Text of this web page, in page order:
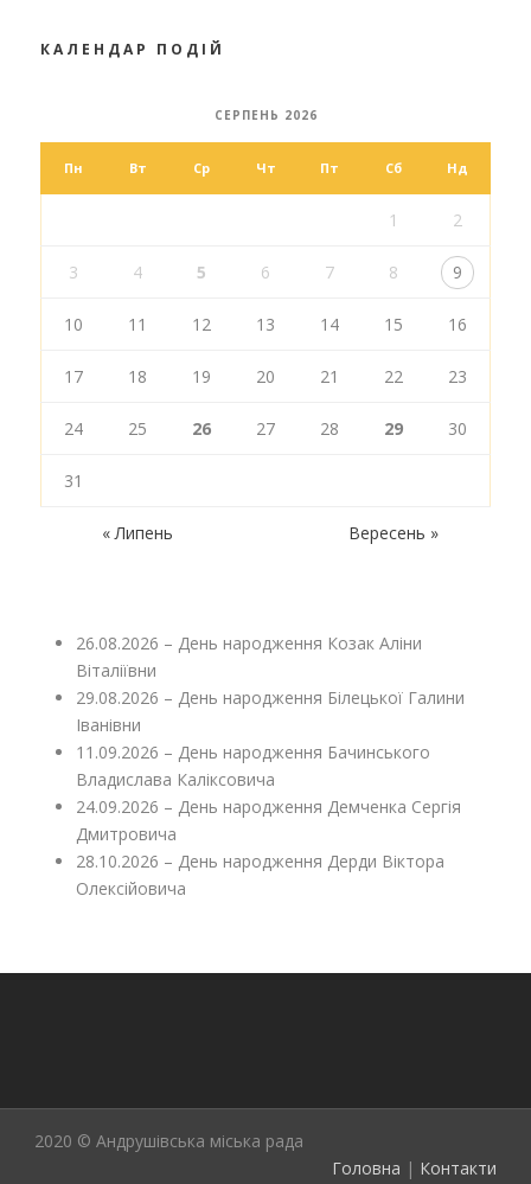
КАЛЕНДАР ПОДІЙ
СЕРПЕНЬ 2026
Пн Вт Ср Чт Пт Сб Нд
1 2
3 4 5 6 7 8 9
10 11 12 13 14 15 16
17 18 19 20 21 22 23
24 25 26 27 28 29 30
31
« Липень Вересень »
26.08.2026 – День народження Козак Аліни
Віталіївни
29.08.2026 – День народження Білецької Галини
Іванівни
11.09.2026 – День народження Бачинського
Владислава Каліксовича
24.09.2026 – День народження Демченка Сергія
Дмитровича
28.10.2026 – День народження Дерди Віктора
Олексійовича
2020 © Андрушівська міська рада
Головна | Контакти